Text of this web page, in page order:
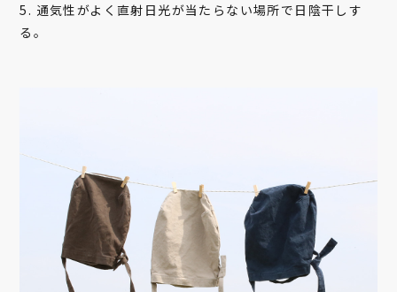
5. 通気性がよく直射日光が当たらない場所で日陰干しす
る。